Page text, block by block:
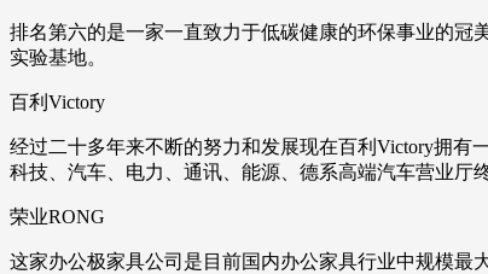
排名第六的是一家一直致力于低碳健康的环保事业的
实验基地。
百利Victory
经过二十多年来不断的努力和发展现在百利Victory拥有
科技、汽车、电力、通讯、能源、德系高端汽车营业厅
荣业RONG
这家办公极家具公司是目前国内办公家具行业中规模最